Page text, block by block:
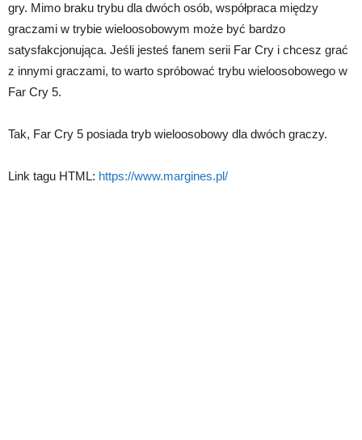
gry. Mimo braku trybu dla dwóch osób, współpraca między
graczami w trybie wieloosobowym może być bardzo
satysfakcjonująca. Jeśli jesteś fanem serii Far Cry i chcesz grać
z innymi graczami, to warto spróbować trybu wieloosobowego w
Far Cry 5.
Tak, Far Cry 5 posiada tryb wieloosobowy dla dwóch graczy.
Link tagu HTML: https://www.margines.pl/